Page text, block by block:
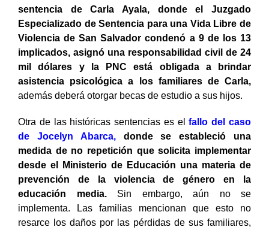
sentencia de Carla Ayala, donde el Juzgado
Especializado de Sentencia para una Vida Libre de
Violencia de San Salvador condenó a 9 de los 13
implicados, asignó una responsabilidad civil de 24
mil dólares y la PNC está obligada a brindar
asistencia psicológica a los familiares de Carla,
además deberá otorgar becas de estudio a sus hijos.
Otra de las históricas sentencias es el fallo del caso
de Jocelyn Abarca,donde se estableció una
medida de no repetición que solicita implementar
desde el Ministerio de Educación una materia de
prevención de la violencia de género en la
educación media.Sin embargo, aún no se
implementa. Las familias mencionan que esto no
resarce los daños por las pérdidas de sus familiares,